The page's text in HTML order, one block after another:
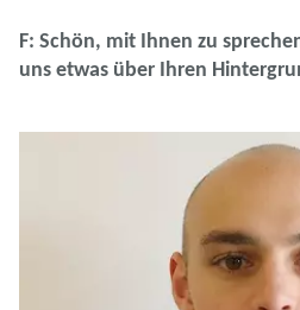
F: Schön, mit Ihnen zu
uns etwas über Ihren